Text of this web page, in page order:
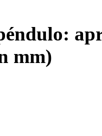
mm)